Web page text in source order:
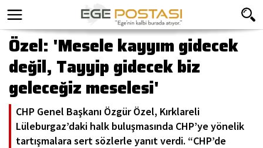
Özel: 'Mesele kayyım gidecek
değil, Tayyip gidecek biz
geleceğiz meselesi'
CHP Genel Başkanı Özgür Özel, Kırklareli
Lüleburgaz’daki halk buluşmasında CHP’ye yönelik
tartışmalara sert sözlerle yanıt verdi. “CHP’de